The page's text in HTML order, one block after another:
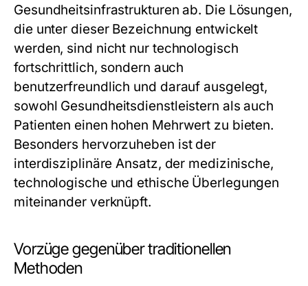
Gesundheitsinfrastrukturen ab. Die Lösungen,
die unter dieser Bezeichnung entwickelt
werden, sind nicht nur technologisch
fortschrittlich, sondern auch
benutzerfreundlich und darauf ausgelegt,
sowohl Gesundheitsdienstleistern als auch
Patienten einen hohen Mehrwert zu bieten.
Besonders hervorzuheben ist der
interdisziplinäre Ansatz, der medizinische,
technologische und ethische Überlegungen
miteinander verknüpft.
Vorzüge gegenüber traditionellen
Methoden